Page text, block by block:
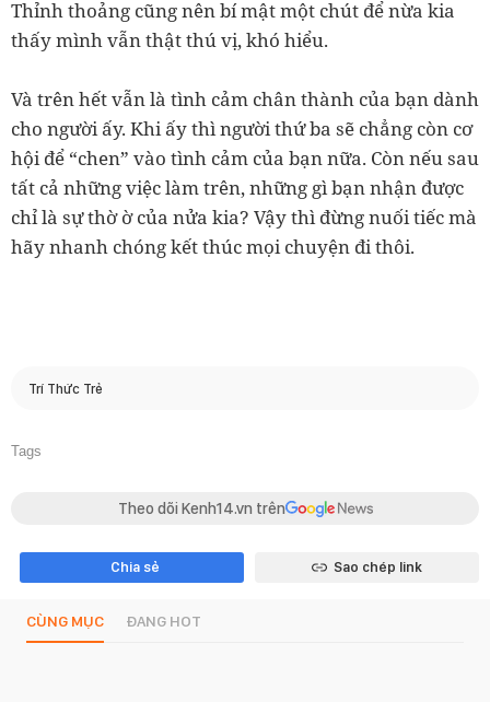
Thỉnh thoảng cũng nên bí mật một chút để nừa kia
thấy mình vẫn thật thú vị, khó hiểu.
Và trên hết vẫn là tình cảm chân thành của bạn dành
cho người ấy. Khi ấy thì người thứ ba sẽ chẳng còn cơ
hội để “chen” vào tình cảm của bạn nữa. Còn nếu sau
tất cả những việc làm trên, những gì bạn nhận được
chỉ là sự thờ ờ của nửa kia? Vậy thì đừng nuối tiếc mà
hãy nhanh chóng kết thúc mọi chuyện đi thôi.
Trí Thức Trẻ
Tags
Theo dõi Kenh14.vn trên
Chia sẻ Sao chép link
CÙNG MỤC ĐANG HOT